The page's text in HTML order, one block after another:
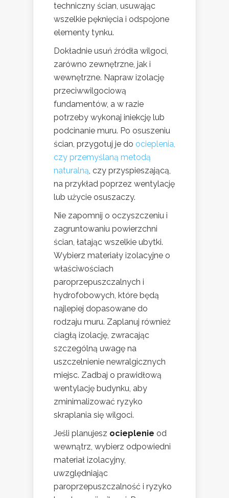
techniczny ścian, usuwając
wszelkie pęknięcia i odspojone
elementy tynku.
Dokładnie usuń źródła wilgoci,
zarówno zewnętrzne, jak i
wewnętrzne. Napraw izolację
przeciwwilgociową
fundamentów, a w razie
potrzeby wykonaj iniekcję lub
podcinanie muru. Po osuszeniu
ścian, przygotuj je do ocieplenia,
czy przemyślaną metodą
naturalną, czy przyspieszającą,
na przykład poprzez wentylację
lub użycie osuszaczy.
Nie zapomnij o oczyszczeniu i
zagruntowaniu powierzchni
ścian, łatając wszelkie ubytki.
Wybierz materiały izolacyjne o
właściwościach
paroprzepuszczalnych i
hydrofobowych, które będą
najlepiej dopasowane do
rodzaju muru. Zaplanuj również
ciagłą izolację, zwracając
szczególną uwagę na
uszczelnienie newralgicznych
miejsc. Zadbaj o prawidłową
wentylację budynku, aby
zminimalizować ryzyko
skraplania się wilgoci.
Jeśli planujesz ocieplenie od
wewnątrz, wybierz odpowiedni
materiał izolacyjny,
uwzględniając
paroprzepuszczalność i ryzyko